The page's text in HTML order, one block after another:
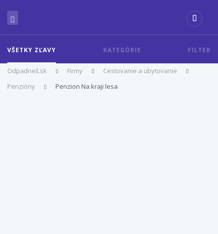
VŠETKY ZĽAVY KATEGÓRIE FILTER
Odpadneš.sk Firmy
Cestovanie a ubytovanie
Penzióny
Penzion Na kraji lesa